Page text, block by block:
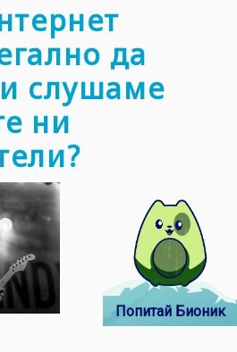
да
слушаме
ни
Попитай Бионик